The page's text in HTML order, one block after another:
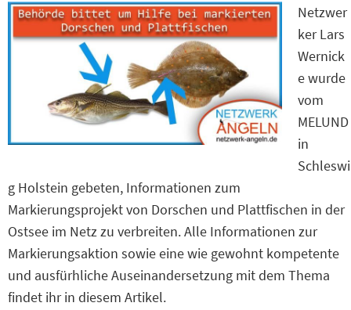
Netzwer
ker Lars
Wernick
e wurde
vom
MELUND
in
Schleswi
g Holstein gebeten, Informationen zum
Markierungsprojekt von Dorschen und Plattfischen in der
Ostsee im Netz zu verbreiten. Alle Informationen zur
Markierungsaktion sowie eine wie gewohnt kompetente
und ausfürhliche Auseinandersetzung mit dem Thema
findet ihr in diesem Artikel.